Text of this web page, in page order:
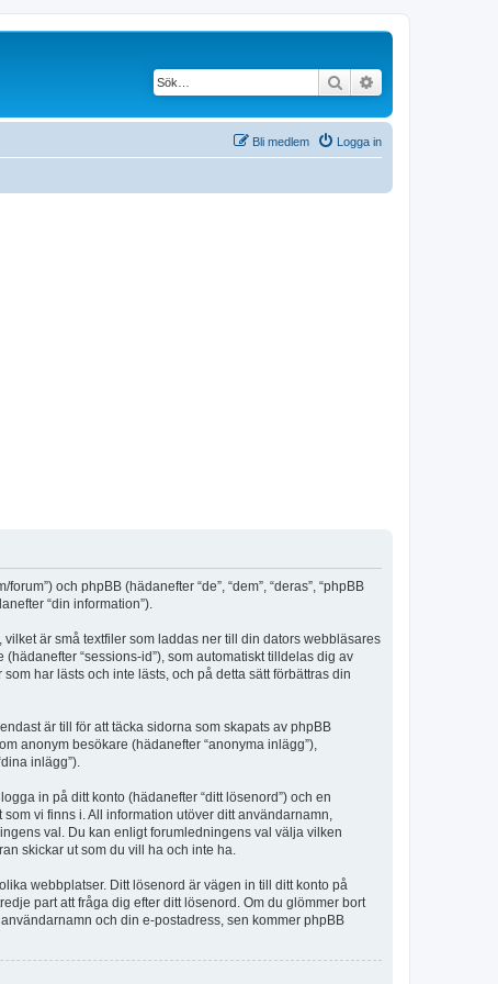
Sök
Logga in
Bli medlem
och phpBB (hädanefter “de”, “dem”, “deras”, “phpBB
“din information”).
är små textfiler som laddas ner till din dators webbläsares
“sessions-id”), som automatiskt tilldelas dig av
har lästs och inte lästs, och på detta sätt förbättras din
är till för att täcka sidorna som skapats av phpBB
anonym besökare (hädanefter “anonyma inlägg”),
inlägg”).
in på ditt konto (hädanefter “ditt lösenord”) och en
vi finns i. All information utöver ditt användarnamn,
val. Du kan enligt forumledningens val välja vilken
skickar ut som du vill ha och inte ha.
webbplatser. Ditt lösenord är vägen in till ditt konto på
part att fråga dig efter ditt lösenord. Om du glömmer bort
och din e-postadress, sen kommer phpBB